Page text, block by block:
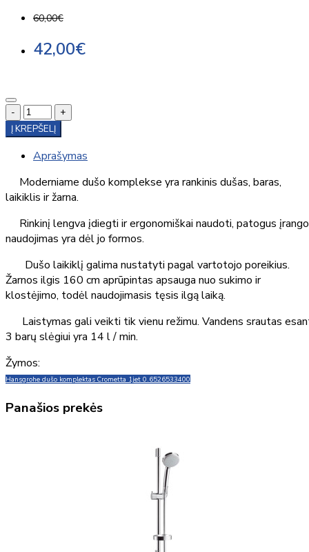
60,00€
42,00€
-
+
Į KREPŠELĮ
Aprašymas
Moderniame dušo komplekse yra rankinis dušas, baras,
laikiklis ir žarna.
Rinkinį lengva įdiegti ir ergonomiškai naudoti, patogus
naudojimas yra dėl jo formos.
Dušo laikiklį galima nustatyti pagal vartotojo poreikius.
Žarnos ilgis 160 cm aprūpintas apsauga nuo sukimo ir
klostėjimo, todėl naudojimasis tęsis ilgą laiką.
Laistymas gali veikti tik vienu režimu. Vandens srautas
3 barų slėgiui yra 14 l / min.
Žymos:
Hansgrohe dušo komplektas Crometta 1jet 0.6526533400
Panašios prekės